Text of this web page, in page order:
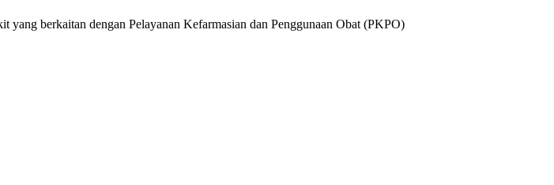
yang berkaitan dengan Pelayanan Kefarmasian dan Penggunaan Obat (PKPO)